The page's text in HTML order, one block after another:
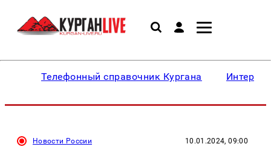
Телефонный справочник Кургана
Новости России 10.01.2024, 09:00